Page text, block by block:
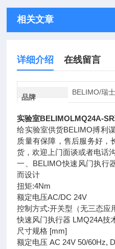
相关文章
详细介绍 在线留言
品牌
BELIMO/瑞士
实验室BELIMOLMQ24A-
给实验室供货BELIMO搏利
质量有保障，售后服务好，
货，欢迎上门面谈或者电话
一、BELIMO快速风门执行
而设计
扭矩:4Nm
额定电压AC/DC 24V
控制方式:开关型（无三态应
快速风门执行器 LMQ24A技
尺寸规格 [mm]
额定电压 AC 24V 50/60Hz,